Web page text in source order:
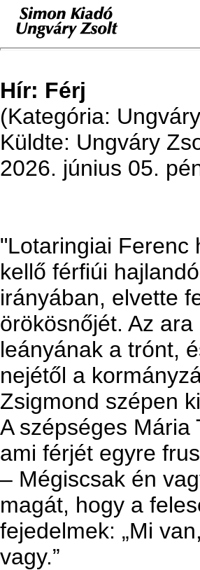
Hír: Férj
(Kategória:
Küldte: Ungváry
2026. június 05.
"Lotaringiai Ferenc
kellő férfiúi
irányában, elvette
örökösnőjét. Az
leányának a trónt,
nejétől a
Zsigmond szépen
A szépséges Mária
ami férjét egyre
– Mégiscsak én
magát, hogy a
fejedelmek: „Mi
vagy.”